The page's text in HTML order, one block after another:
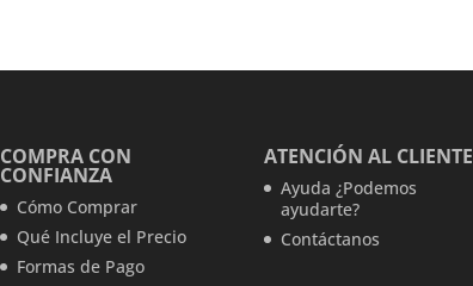
COMPRA CON
CONFIANZA
Cómo Comprar
Qué Incluye el Precio
Formas de Pago
ATENCIÓN AL CLIENTE
Ayuda ¿Podemos
ayudarte?
Contáctanos